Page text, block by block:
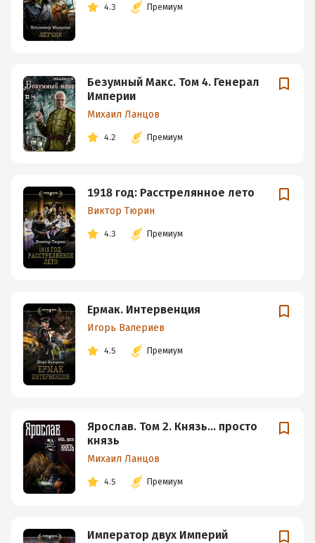
4.3 Премиум
Безумный Макс. Том 4. Генерал
Империи
Михаил Ланцов
4.2 Премиум
1918 год: Расстрелянное лето
Виктор Тюрин
4.3 Премиум
Ермак. Интервенция
Игорь Валериев
4.5 Премиум
Ярослав. Том 2. Князь… просто
князь
Михаил Ланцов
4.5 Премиум
Император двух Империй